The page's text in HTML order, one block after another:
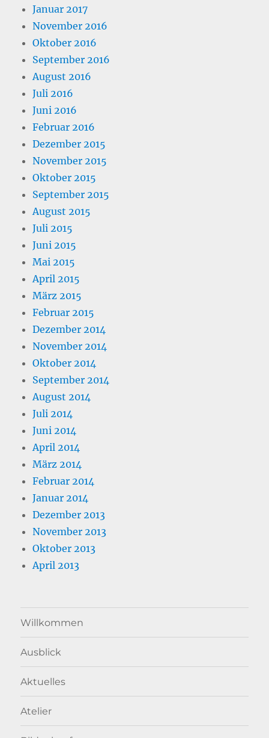
Januar 2017
November 2016
Oktober 2016
September 2016
August 2016
Juli 2016
Juni 2016
Februar 2016
Dezember 2015
November 2015
Oktober 2015
September 2015
August 2015
Juli 2015
Juni 2015
Mai 2015
April 2015
März 2015
Februar 2015
Dezember 2014
November 2014
Oktober 2014
September 2014
August 2014
Juli 2014
Juni 2014
April 2014
März 2014
Februar 2014
Januar 2014
Dezember 2013
November 2013
Oktober 2013
April 2013
Willkommen
Ausblick
Aktuelles
Atelier